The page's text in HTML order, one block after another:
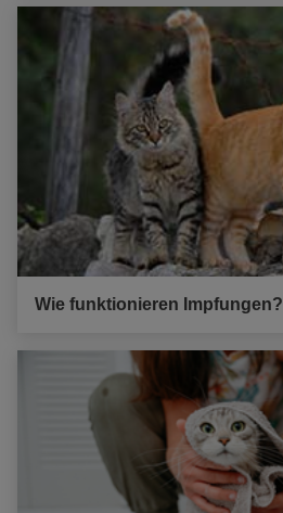
Wie funktionieren Impfungen?